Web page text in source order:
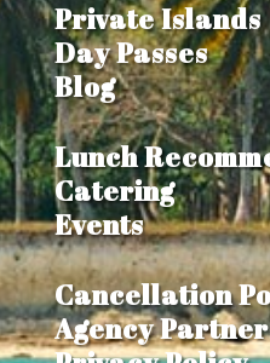
Private Islands
Day Passes
Blog
Lunch
Catering
Events
Cancellation
Agency